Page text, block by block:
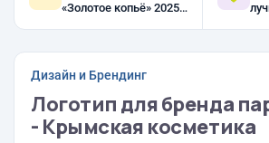
«Золотое копьё» 2025,
Дизайн и Брендинг
Логотип для бренда
- Крымская косметика